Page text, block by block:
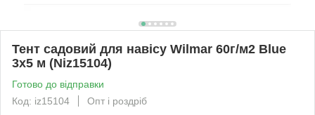
Тент садовий для навісу Wilmar 60г/м2 Blue
3х5 м (Niz15104)
Готово до відправки
Код: iz15104
Опт і роздріб